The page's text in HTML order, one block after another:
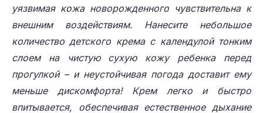
уязвимая кожа новорожденного чувствительна к
внешним воздействиям. Нанесите небольшое
количество детского крема с календулой тонким
слоем на чистую сухую кожу ребенка перед
прогулкой – и неустойчивая погода доставит ему
меньше дискомфорта! Крем легко и быстро
впитывается, обеспечивая естественное дыхание